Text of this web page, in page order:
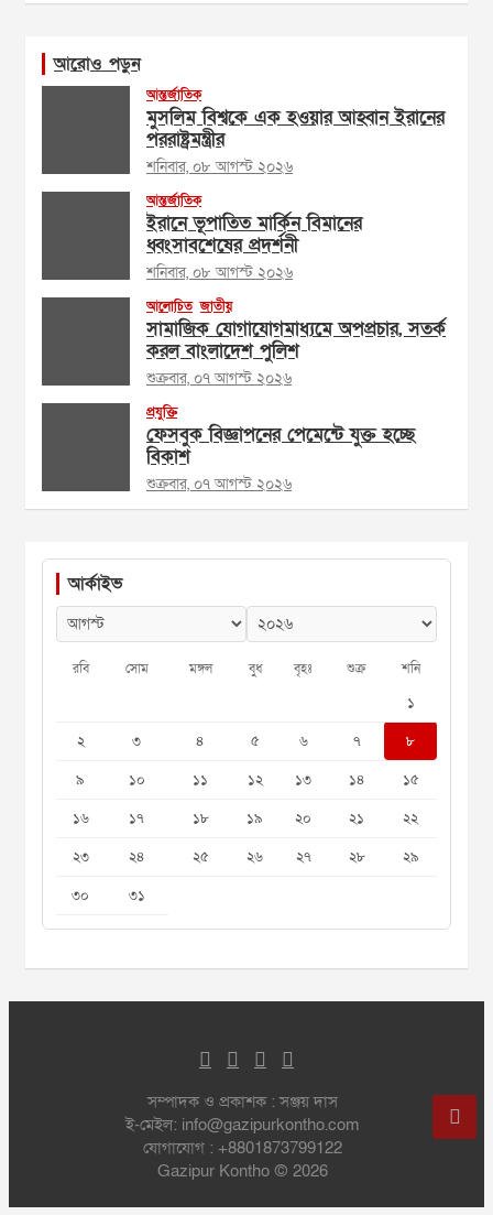
আরোও পড়ুন
আন্তর্জাতিক
মুসলিম বিশ্বকে এক হওয়ার আহ্বান ইরানের
পররাষ্ট্রমন্ত্রীর
শনিবার, ০৮ আগস্ট ২০২৬
আন্তর্জাতিক
ইরানে ভূপাতিত মার্কিন বিমানের
ধ্বংসাবশেষের প্রদর্শনী
শনিবার, ০৮ আগস্ট ২০২৬
আলোচিত জাতীয়
সামাজিক যোগাযোগমাধ্যমে অপপ্রচার, সতর্ক
করল বাংলাদেশ পুলিশ
শুক্রবার, ০৭ আগস্ট ২০২৬
প্রযুক্তি
ফেসবুক বিজ্ঞাপনের পেমেন্টে যুক্ত হচ্ছে
বিকাশ
শুক্রবার, ০৭ আগস্ট ২০২৬
আর্কাইভ
রবি সোম মঙ্গল বুধ বৃহঃ শুক্র শনি
১
২
৩ ৪ ৫ ৬ ৭
৮
৯
১০ ১১ ১২ ১৩ ১৪
১৫
১৬
১৭ ১৮ ১৯ ২০ ২১
২২
২৩
২৪ ২৫ ২৬ ২৭ ২৮
২৯
৩০
৩১
সম্পাদক ও প্রকাশক : সঞ্জয় দাস
ই-মেইল: info@gazipurkontho.com
যোগাযোগ : +8801873799122
Gazipur Kontho © 2026